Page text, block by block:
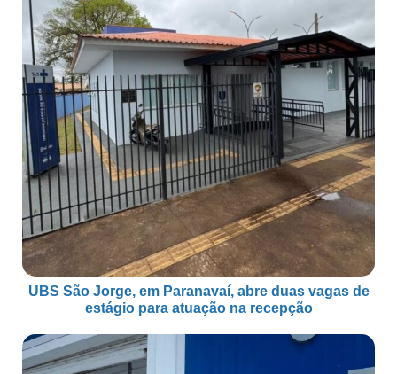
UBS São Jorge, em Paranavaí, abre duas vagas de
estágio para atuação na recepção